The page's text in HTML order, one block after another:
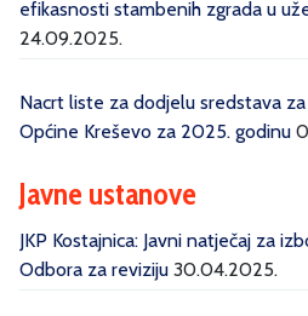
efikasnosti stambenih zgrada u
24.09.2025.
Nacrt liste za dodjelu sredstava
Općine Kreševo za 2025. godinu
Javne ustanove
JKP Kostajnica: Javni natječaj za
Odbora za reviziju 30.04.2025.